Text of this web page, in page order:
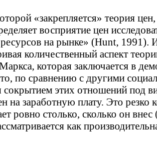
«закрепляется» теория
восприятие цен
на рынке» (Hunt, 1991).
количественный аспект
которая заключается в
по сравнению с другими
этих отношений под
заработную плату. Это резко
ровно столько, сколько он внес
как